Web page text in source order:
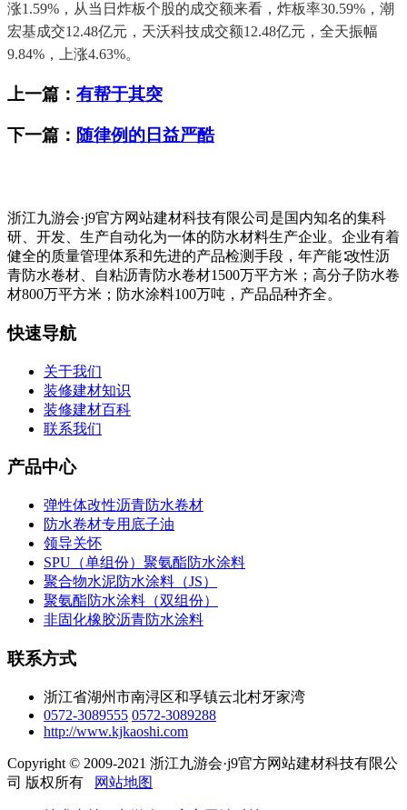
涨1.59%，从当日炸板个股的成交额来看，炸板率30.59%，潮
宏基成交12.48亿元，天沃科技成交额12.48亿元，全天振幅
9.84%，上涨4.63%。
上一篇： 有帮于其突
下一篇： 随律例的日益严酷
浙江九游会·j9官方网站建材科技有限公司是国内知名的集科
研、开发、生产自动化为一体的防水材料生产企业。企业有着
健全的质量管理体系和先进的产品检测手段，年产能∶改性沥
青防水卷材、自粘沥青防水卷材1500万平方米；高分子防水卷
材800万平方米；防水涂料100万吨，产品品种齐全。
快速导航
关于我们
装修建材知识
装修建材百科
联系我们
产品中心
弹性体改性沥青防水卷材
防水卷材专用底子油
领导关怀
SPU（单组份）聚氨酯防水涂料
聚合物水泥防水涂料（JS）
聚氨酯防水涂料（双组份）
非固化橡胶沥青防水涂料
联系方式
浙江省湖州市南浔区和孚镇云北村牙家湾
0572-3089555 0572-3089288
http://www.kjkaoshi.com
Copyright © 2009-2021 浙江九游会·j9官方网站建材科技有限公
司 版权所有
网站地图